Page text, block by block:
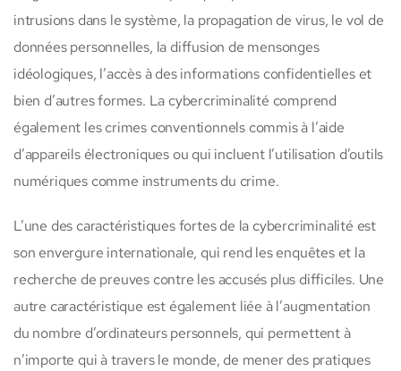
intrusions dans le système, la propagation de virus, le vol de
données personnelles, la diffusion de mensonges
idéologiques, l’accès à des informations confidentielles et
bien d’autres formes. La cybercriminalité comprend
également les crimes conventionnels commis à l’aide
d’appareils électroniques ou qui incluent l’utilisation d’outils
numériques comme instruments du crime.
L’une des caractéristiques fortes de la cybercriminalité est
son envergure internationale, qui rend les enquêtes et la
recherche de preuves contre les accusés plus difficiles. Une
autre caractéristique est également liée à l’augmentation
du nombre d’ordinateurs personnels, qui permettent à
n’importe qui à travers le monde, de mener des pratiques